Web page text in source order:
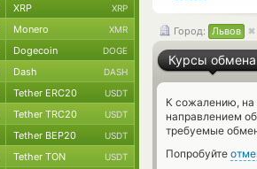
Город: Львов
Курсы обмена
К сожалению, на
направлением
требуемые
Попробуйте
XRP XRP
Monero XMR
Dogecoin DOGE
Dash DASH
Tether ERC20 USDT
Tether TRC20 USDT
Tether BEP20 USDT
Tether TON USDT